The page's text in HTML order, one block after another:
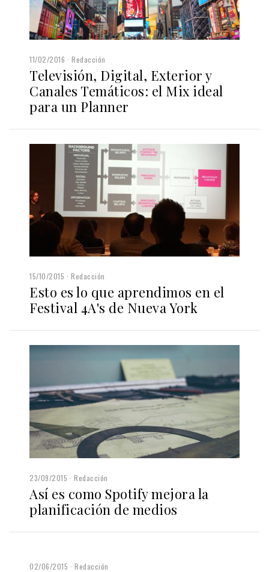
11/02/2016 Redacción
Televisión, Digital, Exterior y
Canales Temáticos: el Mix ideal
para un Planner
15/10/2015 Redacción
Esto es lo que aprendimos en el
Festival 4A's de Nueva York
23/09/2015 Redacción
Así es como Spotify mejora la
planificación de medios
02/06/2015 Redacción